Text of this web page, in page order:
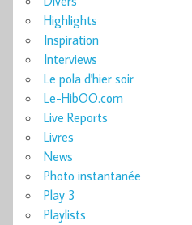
Highlights
Inspiration
Interviews
Le pola d'hier soir
Le-HibOO.com
Live Reports
Livres
News
Photo instantanée
Play 3
Playlists